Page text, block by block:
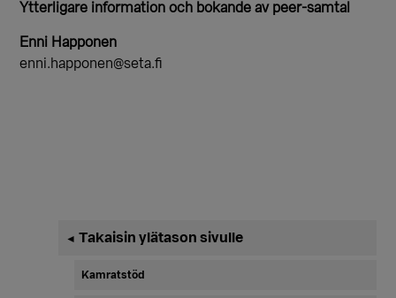
Ytterligare information och bokande av peer-samtal
Enni Happonen
enni.happonen@seta.fi
Ensisijainen
sivupalkki
◄ Takaisin ylätason sivulle
Kamratstöd